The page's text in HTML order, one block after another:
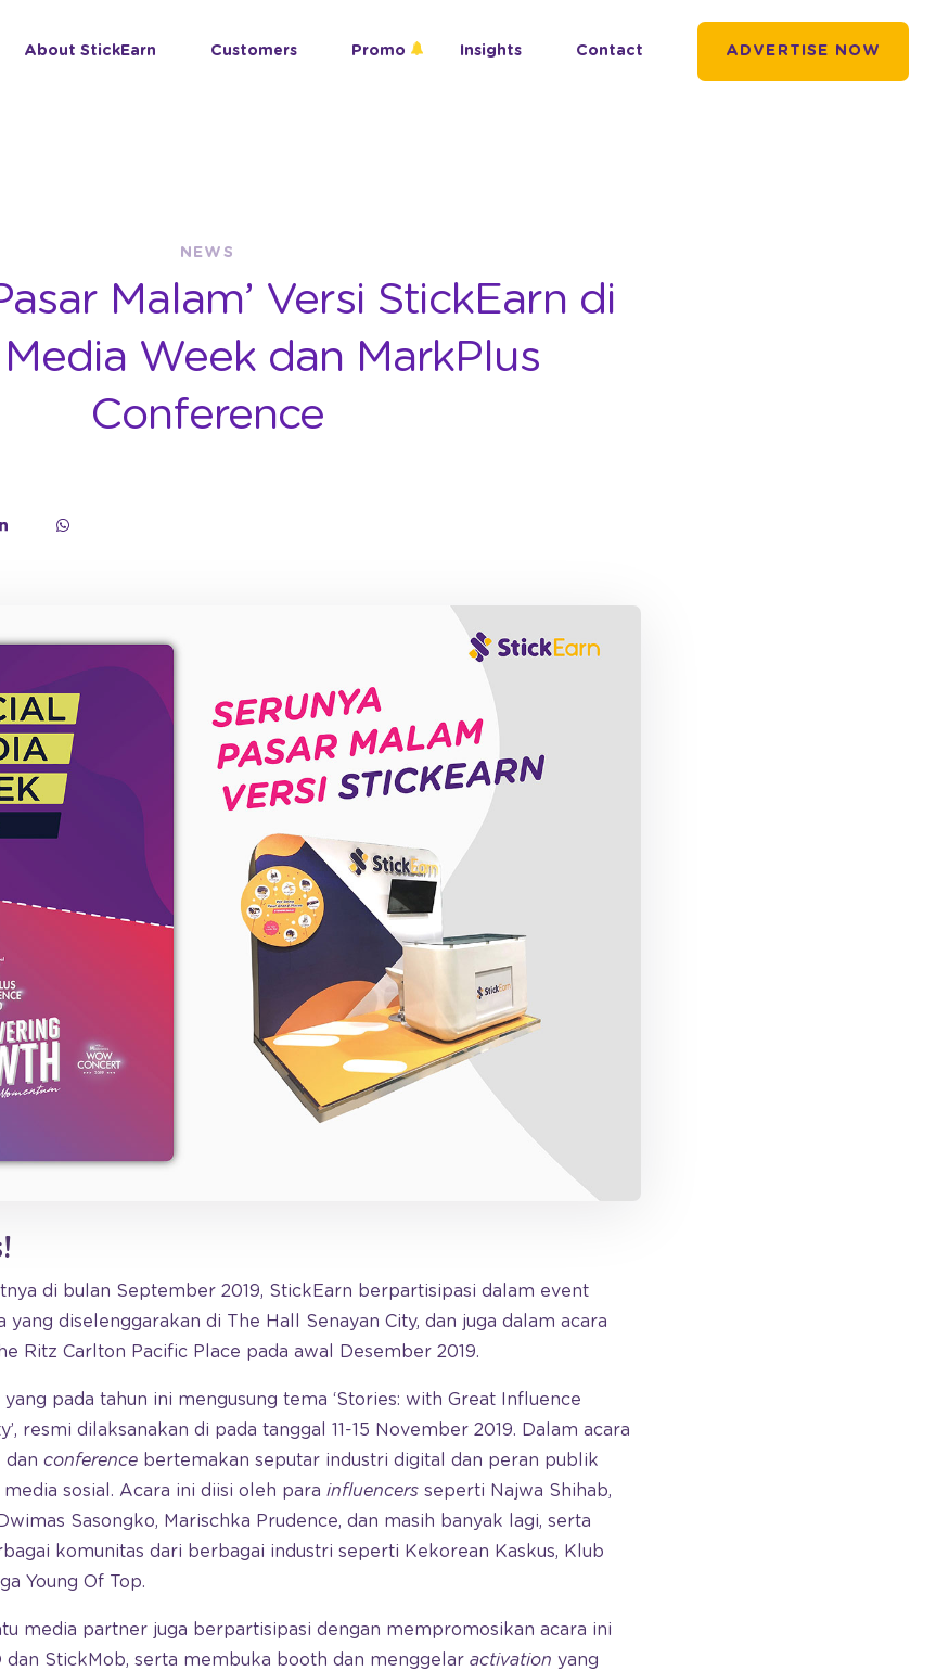
About StickEarn Customers Promo Insights Contact ADVERTISE NOW
NEWS
Malam’ Versi StickEarn di
Week dan MarkPlus
Conference
di bulan September 2019, StickEarn berpartisipasi dalam event
yang diselenggarakan di The Hall Senayan City, dan juga dalam acara
Ritz Carlton Pacific Place pada awal Desember 2019.
yang pada tahun ini mengusung tema ‘Stories: with Great Influence
resmi dilaksanakan di pada tanggal 11-15 November 2019. Dalam acara
dan conference bertemakan seputar industri digital dan peran publik
sosial. Acara ini diisi oleh para influencers seperti Najwa Shihab,
Sasongko, Marischka Prudence, dan masih banyak lagi, serta
komunitas dari berbagai industri seperti Kekorean Kaskus, Klub
Young Of Top.
media partner juga berpartisipasi dengan mempromosikan acara ini
dan StickMob, serta membuka booth dan menggelar activation yang